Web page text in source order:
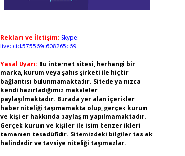
Reklam ve İletişim: Skype:
live:.cid.575569c608265c69
Yasal Uyarı: Bu internet sitesi, herhangi bir
marka, kurum veya şahıs şirketi ile hiçbir
bağlantısı bulunmamaktadır. Sitede yalnızca
kendi hazırladığımız makaleler
paylaşılmaktadır. Burada yer alan içerikler
haber niteliği taşımamakta olup, gerçek kurum
ve kişiler hakkında paylaşım yapılmamaktadır.
Gerçek kurum ve kişiler ile isim benzerlikleri
tamamen tesadüfidir. Sitemizdeki bilgiler taslak
halindedir ve tavsiye niteliği taşımazlar.